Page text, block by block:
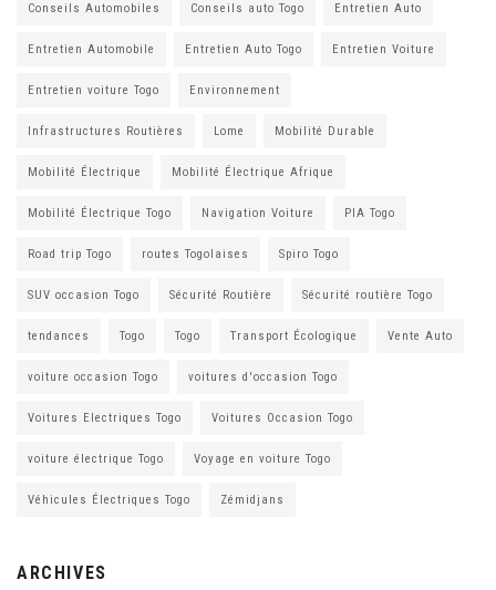
Conseils Automobiles Conseils auto Togo Entretien Auto
Entretien Automobile Entretien Auto Togo Entretien Voiture
Entretien voiture Togo Environnement
Infrastructures Routières Lome Mobilité Durable
Mobilité Électrique Mobilité Électrique Afrique
Mobilité Électrique Togo Navigation Voiture PIA Togo
Road trip Togo routes Togolaises Spiro Togo
SUV occasion Togo Sécurité Routière Sécurité routière Togo
tendances Togo Togo Transport Écologique Vente Auto
voiture occasion Togo voitures d'occasion Togo
Voitures Electriques Togo Voitures Occasion Togo
voiture électrique Togo Voyage en voiture Togo
Véhicules Électriques Togo Zémidjans
ARCHIVES